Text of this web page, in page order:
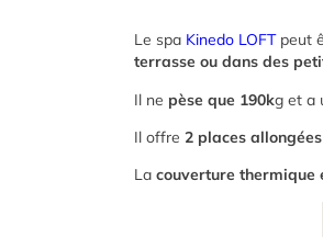
Le spa Kinedo LOFTpeut
terrasse ou dans des
Il ne pèse que 190kg et a
Il offre 2 places
La couverture thermique